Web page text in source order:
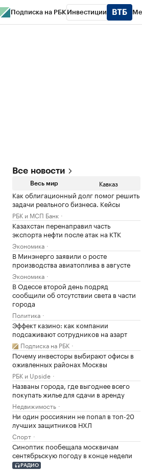
Подписка на РБК Инвестиции
Все новости
Весь мир Кавказ
Как облигационный долг помог решить
задачи реального бизнеса. Кейсы
РБК и МСП Банк
Казахстан перенаправил часть
экспорта нефти после атак на КТК
Экономика
В Минэнерго заявили о росте
производства авиатоплива в августе
Экономика
В Одессе второй день подряд
сообщили об отсутствии света в части
города
Политика
Эффект казино: как компании
подсаживают сотрудников на азарт
Подписка на РБК
Почему инвесторы выбирают офисы в
оживленных районах Москвы
РБК и Upside
Названы города, где выгоднее всего
покупать жилье для сдачи в аренду
Недвижимость
Ни один россиянин не попал в топ-20
лучших защитников НХЛ
Спорт
Синоптик пообещала москвичам
сентябрьскую погоду в конце недели
РАДИО